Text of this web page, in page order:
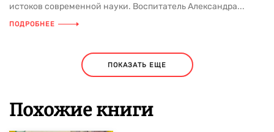
истоков современной науки. Воспитатель Александра...
ПОДРОБНЕЕ
ПОКАЗАТЬ ЕЩЕ
Похожие книги